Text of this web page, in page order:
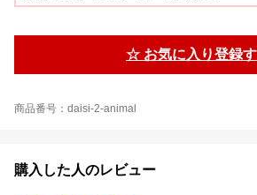
☆ お気に入り登録
商品番号：daisi-2-animal
購入した人のレビュー